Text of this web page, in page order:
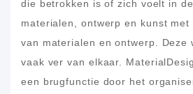
die betrokken is of zich voelt in
materialen, ontwerp en kunst met
van materialen en ontwerp. Deze
vaak ver van elkaar.
een brugfunctie door het